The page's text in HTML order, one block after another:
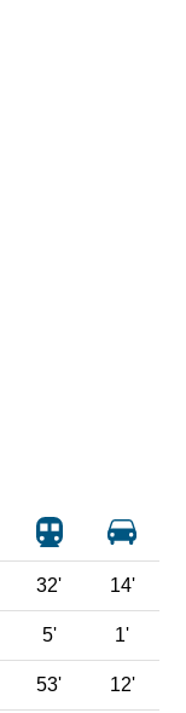
32' 14'
5' 1'
53' 12'